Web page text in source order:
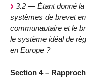
3.2 — Étant donné
systèmes de brevet
communautaire et le
le système idéal de
en Europe ?
Section 4 –